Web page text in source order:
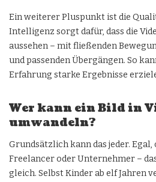
Ein weiterer Pluspunkt ist die
Intelligenz sorgt dafür, dass die
aussehen – mit fließenden
und passenden Übergängen. So
Erfahrung starke Ergebnisse
Wer kann ein Bild in
umwandeln?
Grundsätzlich kann das jeder. Egal,
Freelancer oder Unternehmer –
gleich. Selbst Kinder ab elf Jahren